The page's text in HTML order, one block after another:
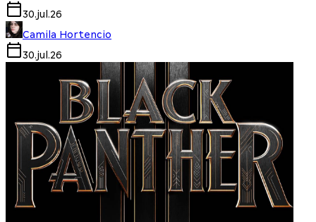
30.jul.26
Camila Hortencio
30.jul.26